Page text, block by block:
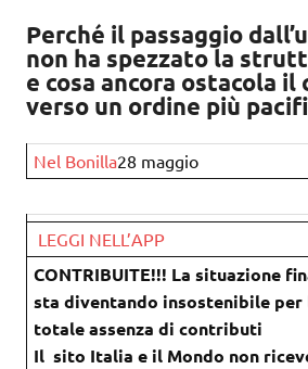
Perché il passaggio
non ha spezzato la
e cosa ancora ostacola il
verso un ordine più
Nel Bonilla28 maggio
LEGGI NELL’APP
CONTRIBUITE!!! La situazione
sta diventando insostenibile per
totale assenza di contributi
Il sito Italia e il Mondo non